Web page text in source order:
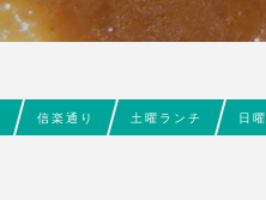
信楽通り 土曜ランチ 日